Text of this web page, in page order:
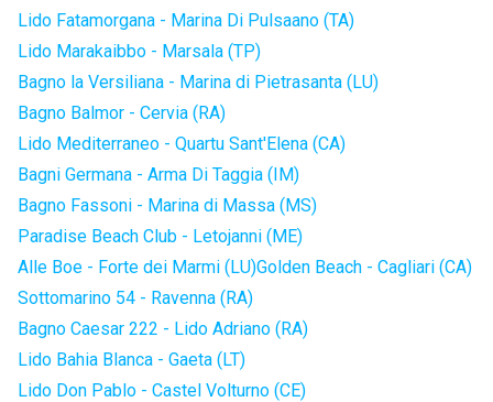
Lido Fatamorgana - Marina Di Pulsaano (TA)
Lido Marakaibbo - Marsala (TP)
Bagno la Versiliana - Marina di Pietrasanta (LU)
Bagno Balmor - Cervia (RA)
Lido Mediterraneo - Quartu Sant'Elena (CA)
Bagni Germana - Arma Di Taggia (IM)
Bagno Fassoni - Marina di Massa (MS)
Paradise Beach Club - Letojanni (ME)
Alle Boe - Forte dei Marmi (LU)Golden Beach - Cagliari (CA)
Sottomarino 54 - Ravenna (RA)
Bagno Caesar 222 - Lido Adriano (RA)
Lido Bahia Blanca - Gaeta (LT)
Lido Don Pablo - Castel Volturno (CE)